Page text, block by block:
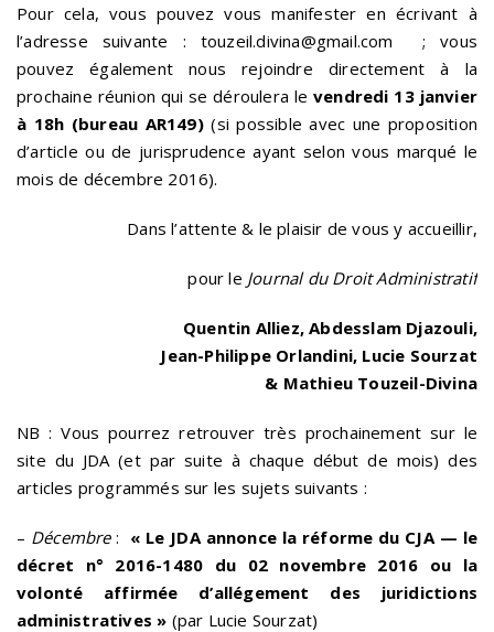
Pour cela, vous pouvez vous manifester en écrivant à
l’adresse suivante : touzeil.divina@gmail.com ; vous
pouvez également nous rejoindre directement à la
prochaine réunion qui se déroulera levendredi 13 janvier
à 18h (bureau AR149)(si possible avec une proposition
d’article ou de jurisprudence ayant selon vous marqué le
mois de décembre 2016).
Dans l’attente & le plaisir de vous y accueillir,
pour le Journal du Droit Administratif
Quentin Alliez, Abdesslam Djazouli,
Jean-Philippe Orlandini, Lucie Sourzat
& Mathieu Touzeil-Divina
NB :Vous pourrez retrouver très prochainement sur le
site du JDA (et par suite à chaque début de mois) des
articles programmés sur les sujets suivants :
– Décembre: « Le JDA annonce la réforme du CJA — le
décret n° 2016-1480 du 02 novembre 2016 ou la
volonté affirmée d’allégement des juridictions
administratives » (par Lucie Sourzat)